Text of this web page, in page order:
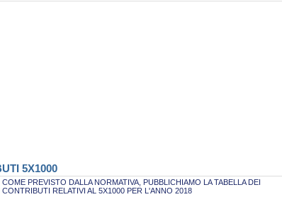
5X1000
COME PREVISTO DALLA NORMATIVA, PUBBLICHIAMO LA TABELLA DEI
CONTRIBUTI RELATIVI AL 5X1000 PER L'ANNO 2018